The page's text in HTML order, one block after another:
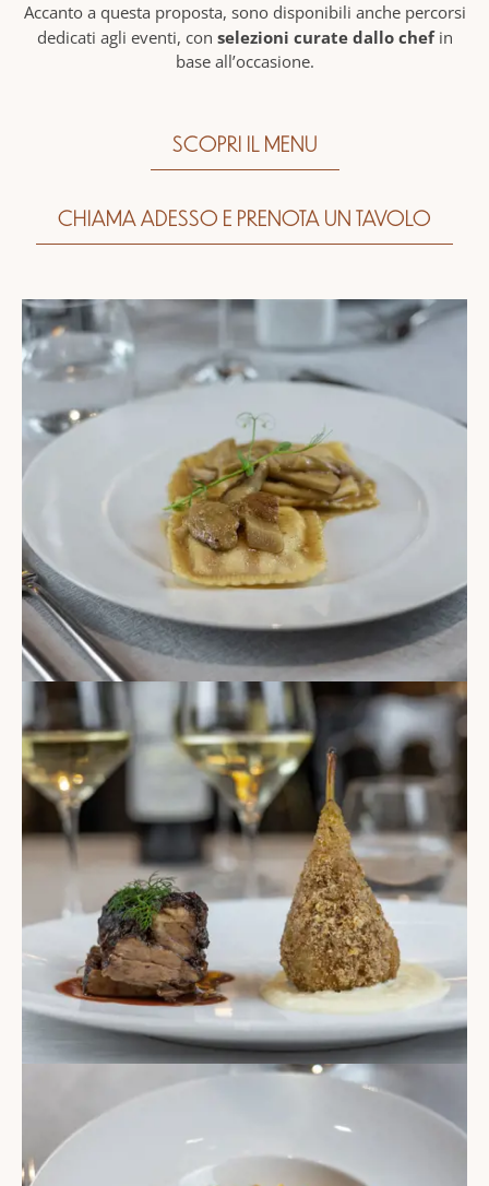
Accanto a questa proposta, sono disponibili anche percorsi
dedicati agli eventi, con selezioni curate dallo chefin
base all’occasione.
SCOPRI IL MENU
CHIAMA ADESSO E PRENOTA UN TAVOLO